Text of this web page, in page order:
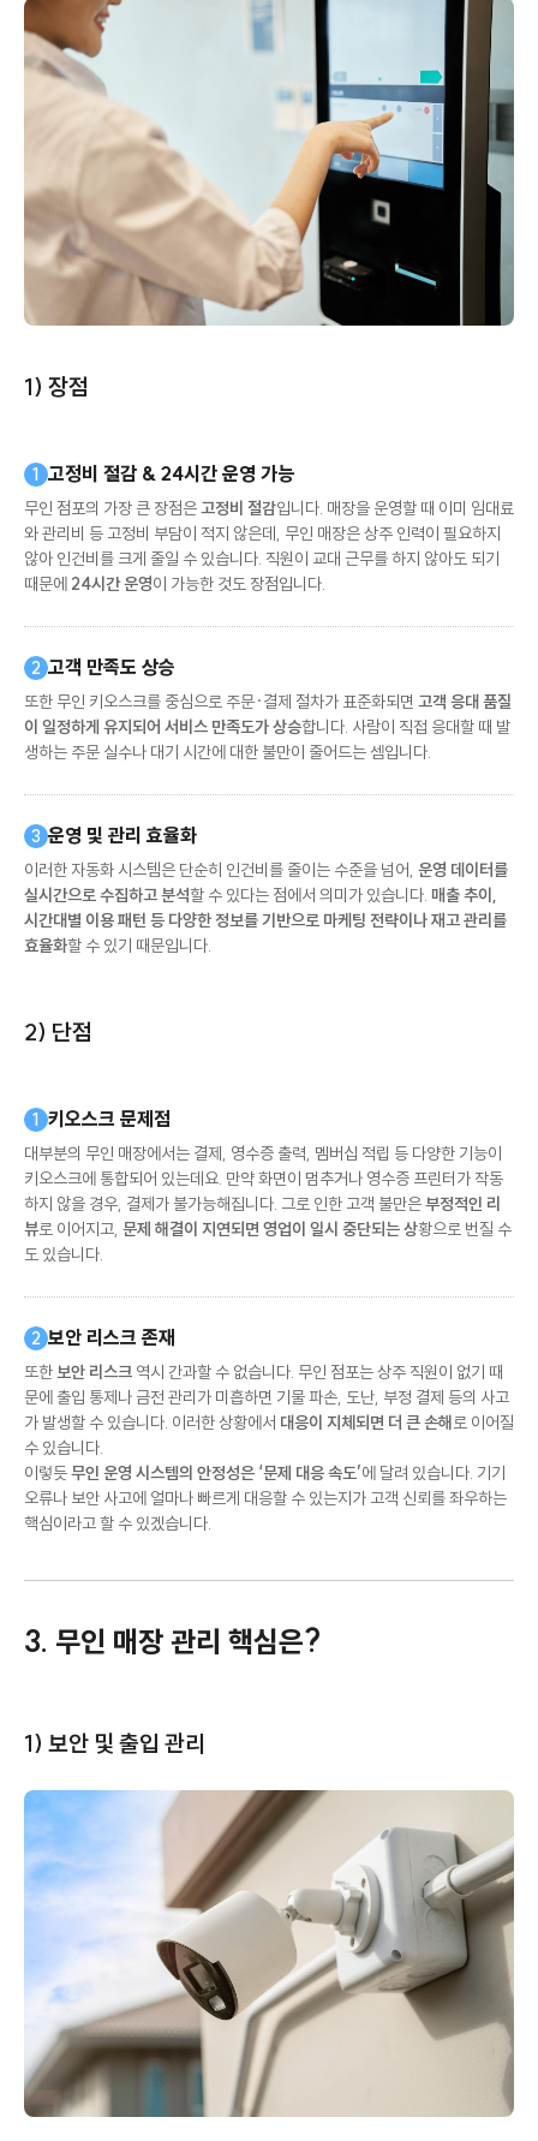
1) 장점
1 고정비 절감 & 24시간 운영 가능
무인 점포의 가장 큰 장점은고정비 절감입니다. 매장을 운영할 때 이미 임대료
와 관리비 등 고정비 부담이 적지 않은데, 무인 매장은 상주 인력이 필요하지
않아 인건비를 크게 줄일 수 있습니다. 직원이 교대 근무를 하지 않아도 되기
때문에 24시간 운영이 가능한 것도 장점입니다.
2 고객 만족도 상승
또한 무인 키오스크를 중심으로 주문·결제 절차가 표준화되면 고객 응대 품질
이 일정하게 유지되어 서비스 만족도가 상승합니다. 사람이 직접 응대할 때 발
생하는 주문 실수나 대기 시간에 대한 불만이 줄어드는 셈입니다.
3 운영 및 관리 효율화
이러한 자동화 시스템은 단순히 인건비를 줄이는 수준을 넘어, 운영 데이터를
실시간으로 수집하고 분석할 수 있다는 점에서 의미가 있습니다. 매출 추이,
시간대별 이용 패턴 등 다양한 정보를 기반으로 마케팅 전략이나 재고 관리를
효율화할 수 있기 때문입니다.
2) 단점
1 키오스크 문제점
대부분의 무인 매장에서는 결제, 영수증 출력, 멤버십 적립 등 다양한 기능이
키오스크에 통합되어 있는데요. 만약 화면이 멈추거나 영수증 프린터가 작동
하지 않을 경우, 결제가 불가능해집니다. 그로 인한 고객 불만은부정적인 리
뷰로 이어지고, 문제 해결이 지연되면 영업이 일시 중단되는 상황으로 번질 수
도 있습니다.
2 보안 리스크 존재
또한 보안 리스크 역시 간과할 수 없습니다. 무인 점포는 상주 직원이 없기 때
문에 출입 통제나 금전 관리가 미흡하면 기물 파손, 도난, 부정 결제 등의 사고
가 발생할 수 있습니다. 이러한 상황에서 대응이 지체되면 더 큰 손해로 이어질
수 있습니다.
이렇듯무인 운영 시스템의 안정성은 ‘문제 대응 속도’에 달려 있습니다. 기기
오류나 보안 사고에 얼마나 빠르게 대응할 수 있는지가 고객 신뢰를 좌우하는
핵심이라고 할 수 있겠습니다.
3. 무인 매장 관리 핵심은?
1) 보안 및 출입 관리